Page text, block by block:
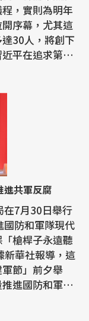
，實則為明年
開序幕，尤其這
30人，將創下
平在追求第四
進共軍反腐
在7月30日舉行
防和軍隊現代
槍桿子永遠聽
節」前夕舉
進國防和軍隊